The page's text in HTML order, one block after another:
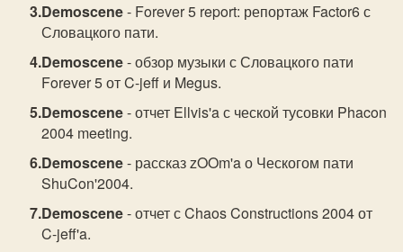
Demoscene- Forever 5 report: репортаж Factor6 с
Словацкого пати.
Demoscene- обзор музыки с Словацкого пати
Forever 5 от C-jeff и Megus.
Demoscene- отчет Ellvis'a с ческой тусовки Phacon
2004 meeting.
Demoscene- рассказ zOOm'a о Ческогом пати
ShuCon'2004.
Demoscene- отчет с Chaos Constructions 2004 от
C-jeff'a.